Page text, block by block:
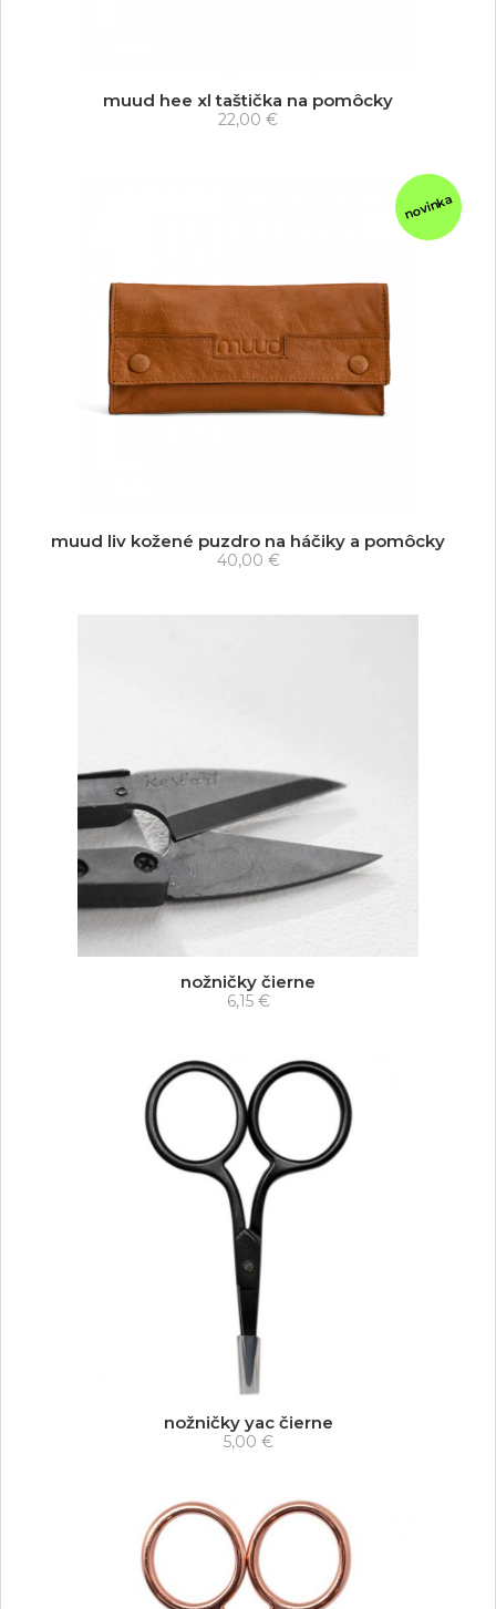
muud hee xl taštička na pomôcky
22,00 €
novinka
muud liv kožené puzdro na háčiky a pomôcky
40,00 €
nožničky čierne
6,15 €
nožničky yac čierne
5,00 €